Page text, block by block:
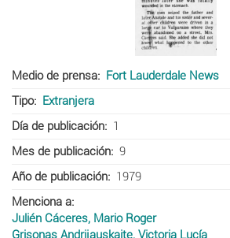
Medio de prensa
Fort Lauderdale News
Tipo
Extranjera
Día de publicación
1
Mes de publicación
9
Año de publicación
1979
Menciona a
Julién Cáceres, Mario Roger
Grisonas Andrijauskaite, Victoria Lucía